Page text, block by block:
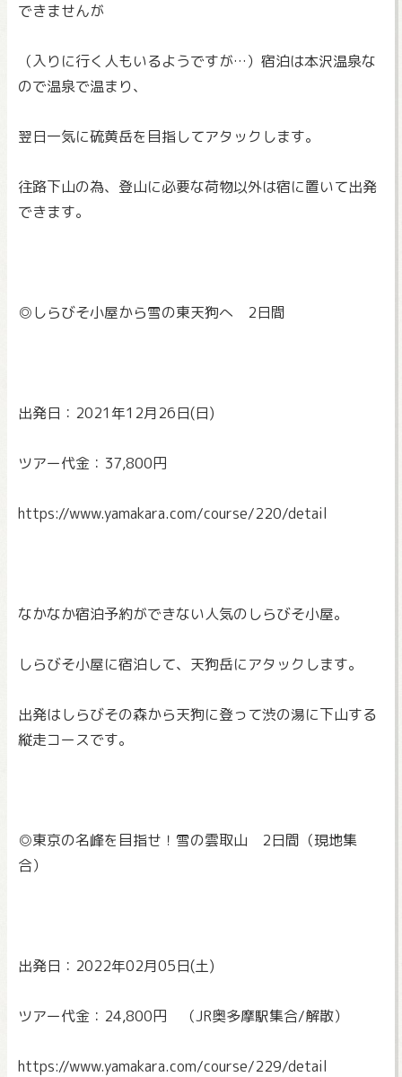
できませんが
（入りに行く人もいるようですが…） 宿泊は本沢温泉な
ので温泉で温まり、
翌日一気に硫黄岳を目指してアタックします。
往路下山の為、登山に必要な荷物以外は宿に置いて出発
できます。
◎しらびそ小屋から雪の東天狗へ 2日間
出発日：2021年12月26日(日)
ツアー代金：37,800円
https://www.yamakara.com/course/220/detail
なかなか宿泊予約ができない人気のしらびそ小屋。
しらびそ小屋に宿泊して、天狗岳にアタックします。
出発はしらびその森から天狗に登って渋の湯に下山する
縦走コースです。
◎東京の名峰を目指せ！雪の雲取山 2日間（現地集
合）
出発日：2022年02月05日(土)
ツアー代金：24,800円 （JR奥多摩駅集合/解散）
https://www.yamakara.com/course/229/detail